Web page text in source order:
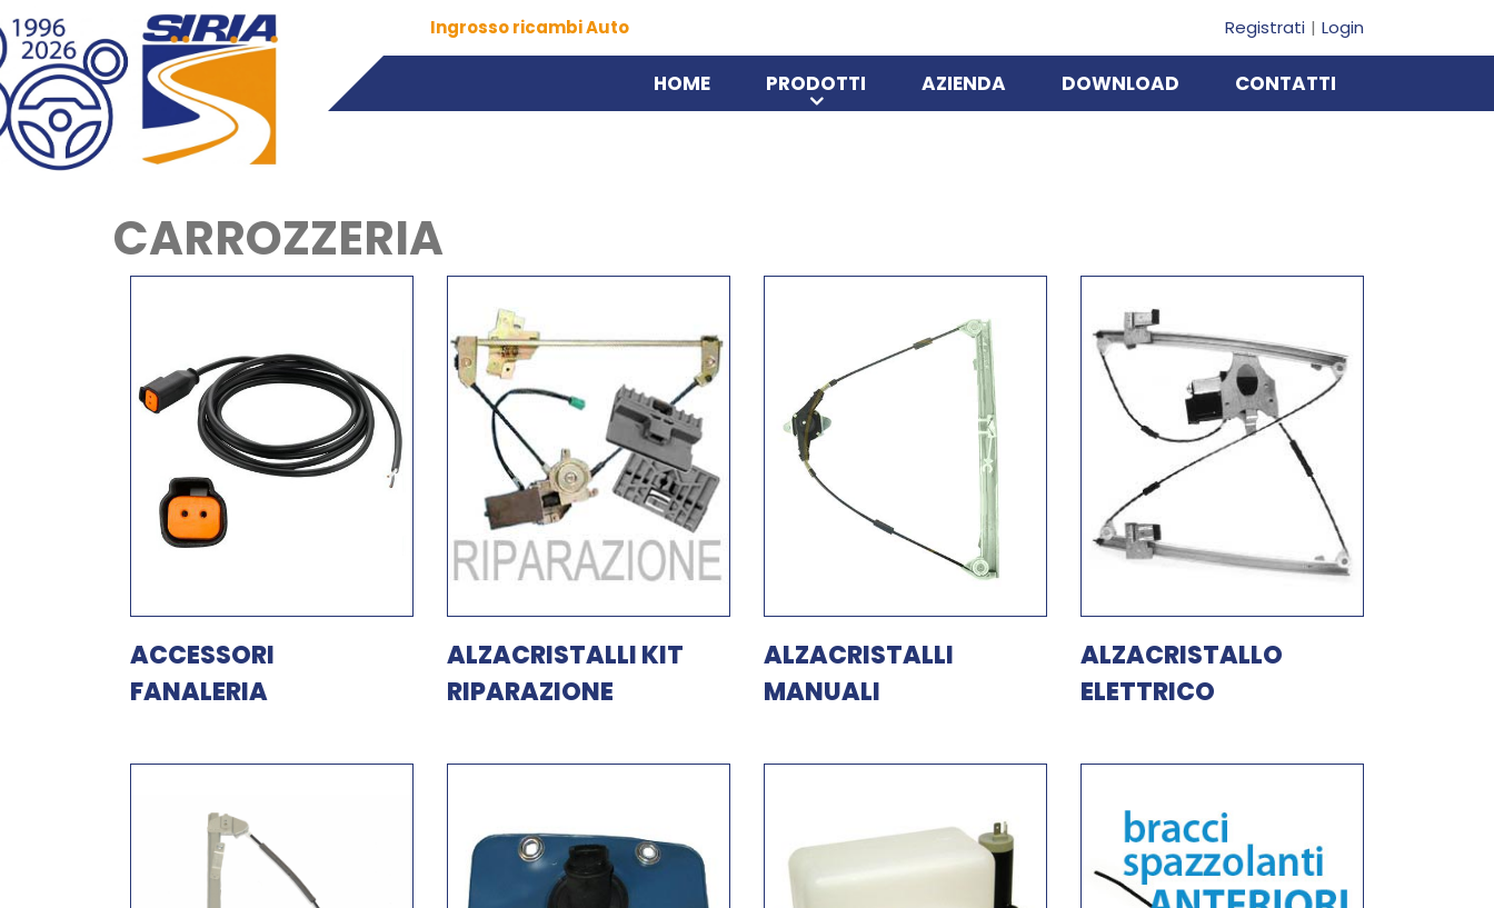
Ingrosso ricambi Auto Registrati Login
HOME PRODOTTI AZIENDA DOWNLOAD CONTATTI
CARROZZERIA
ACCESSORI
FANALERIA
ALZACRISTALLI KIT
RIPARAZIONE
ALZACRISTALLI
MANUALI
ALZACRISTALLO
ELETTRICO